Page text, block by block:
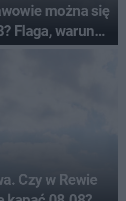
można się
Flaga, warunki
Czy w Rewie